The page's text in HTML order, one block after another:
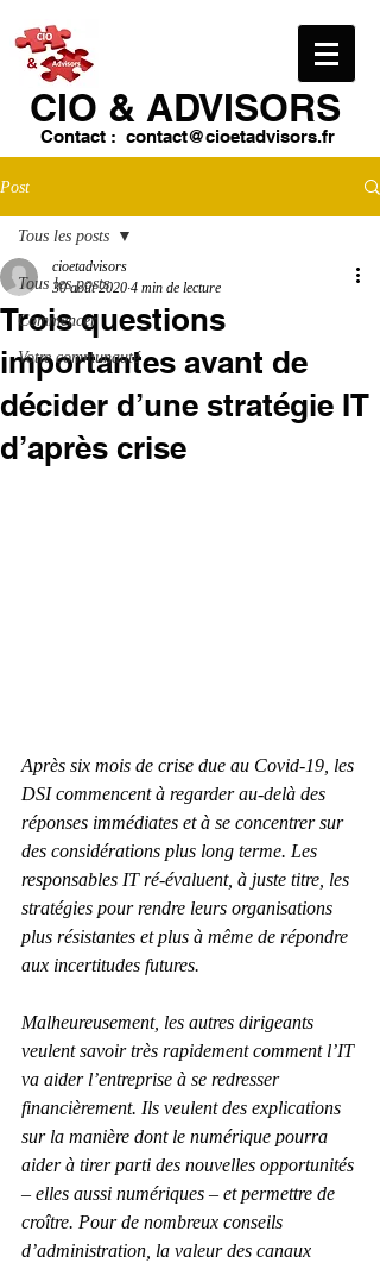
CIO & ​ADVISORS
Contact : contact@cioetadvisors.fr
Post
Tous les posts
Commencer
Votre communauté
Tous les posts
Trois questions
importantes avant de
décider d’une stratégie IT
d’après crise
cioetadvisors
30 août 2020 4 min de lecture
Après six mois de crise due au Covid-19, les
DSI commencent à regarder au-delà des
réponses immédiates et à se concentrer sur
des considérations plus long terme. Les
responsables IT ré-évaluent, à juste titre, les
stratégies pour rendre leurs organisations
plus résistantes et plus à même de répondre
aux incertitudes futures.
Malheureusement, les autres dirigeants
veulent savoir très rapidement comment l’IT
va aider l’entreprise à se redresser
financièrement. Ils veulent des explications
sur la manière dont le numérique pourra
aider à tirer parti des nouvelles opportunités
– elles aussi numériques – et permettre de
croître. Pour de nombreux conseils
d’administration, la valeur des canaux